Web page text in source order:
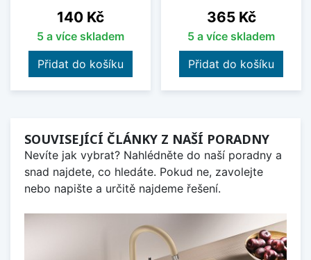
Cena
140 Kč
5 a více skladem
Přidat do košíku
Cena
365 Kč
5 a více skladem
Přidat do košíku
SOUVISEJÍCÍ ČLÁNKY Z NAŠÍ PORADNY
Nevíte jak vybrat? Nahlédněte do naší poradny a
snad najdete, co hledáte. Pokud ne, zavolejte
nebo napište a určitě najdeme řešení.